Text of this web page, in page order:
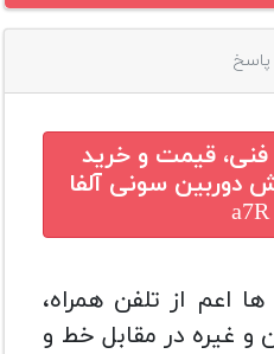
قیمت و خرید
دوربین سونی آلفا
اعم از تلفن همراه،
و غیره در مقابل خط و